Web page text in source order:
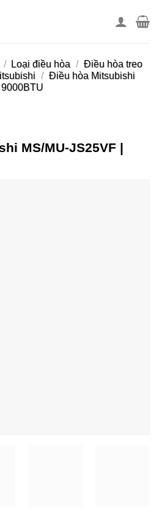
/ Loại điều hòa / Điều hòa treo
/ Điều hòa Mitsubishi
9000BTU
MS/MU-JS25VF |